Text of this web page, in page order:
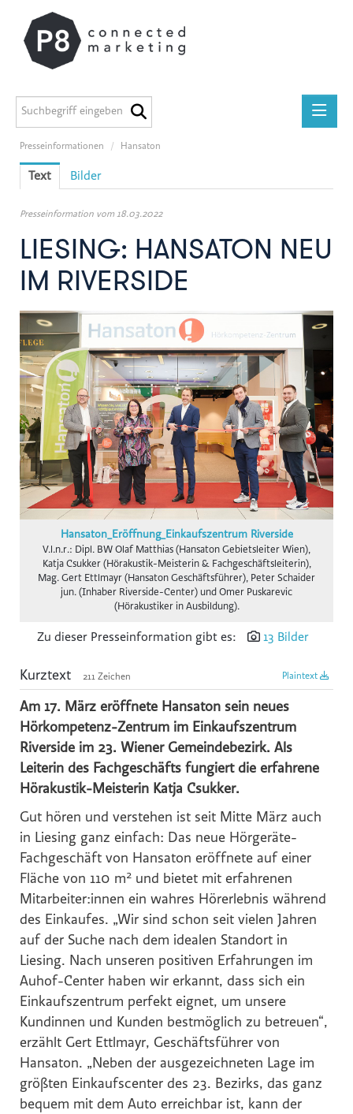
Presseinformationen
P8 Marketing informiert
ADEG
GEERS
Österreichische Apothekerkammer
Miba Gruppe
gswb
FG Beförderungsgewerbe mit PKW
Hansaton
Intact
KOLLER+KOLLER
BioLife
AustroCel
Monat der Hautgesundheit
Notariatskammer für Salzburg
Subway B2C
St. Peter Stiftskulinarium
Reiters Reserve
TVB Ferienregion Fügen-Kaltenbach im Zillertal
TYROLIT
SWACRIT systems
Zukunftsbüro ZTB
Tiroler Gebietskrankenkasse
IWO - Institut für Wärme und Öltechnik
z.l.ö. - zukunft.lehre.österreich.
SPARDA-BANK
Mozart
Hochriegl
Eurest
Presseinformationen / Hansaton
Text Bilder
Presseinformation vom 18.03.2022
LIESING: HANSATON NEU
IM RIVERSIDE
Hansaton_Eröffnung_Einkaufszentrum Riverside
V.l.n.r.: Dipl. BW Olaf Matthias (Hansaton Gebietsleiter Wien),
Katja Csukker (Hörakustik-Meisterin & Fachgeschäftsleiterin),
Mag. Gert Ettlmayr (Hansaton Geschäftsführer), Peter Schaider
jun. (Inhaber Riverside-Center) und Omer Puskarevic
(Hörakustiker in Ausbildung).
Zu dieser Presseinformation gibt es: 13 Bilder
Kurztext 211 Zeichen Plaintext
Am 17. März eröffnete Hansaton sein neues
Hörkompetenz-Zentrum im Einkaufszentrum
Riverside im 23. Wiener Gemeindebezirk. Als
Leiterin des Fachgeschäfts fungiert die erfahrene
Hörakustik-Meisterin Katja Csukker.
Gut hören und verstehen ist seit Mitte März auch
in Liesing ganz einfach: Das neue Hörgeräte-
Fachgeschäft von Hansaton eröffnete auf einer
Fläche von 110 m2 und bietet mit erfahrenen
Mitarbeiter:innen ein wahres Hörerlebnis während
des Einkaufes. „Wir sind schon seit vielen Jahren
auf der Suche nach dem idealen Standort in
Liesing. Nach unseren positiven Erfahrungen im
Auhof-Center haben wir erkannt, dass sich ein
Einkaufszentrum perfekt eignet, um unsere
Kundinnen und Kunden bestmöglich zu betreuen“,
erzählt Gert Ettlmayr, Geschäftsführer von
Hansaton. „Neben der ausgezeichneten Lage im
größten Einkaufscenter des 23. Bezirks, das ganz
bequem mit dem Auto erreichbar ist, kann der